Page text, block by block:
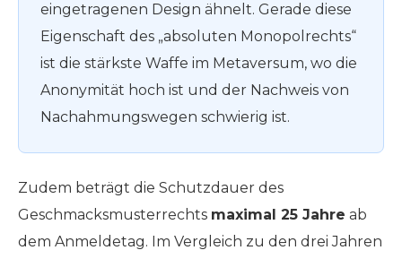
eingetragenen Design ähnelt. Gerade diese
Eigenschaft des „absoluten Monopolrechts“
ist die stärkste Waffe im Metaversum, wo die
Anonymität hoch ist und der Nachweis von
Nachahmungswegen schwierig ist.
Zudem beträgt die Schutzdauer des
Geschmacksmusterrechts maximal 25 Jahre ab
dem Anmeldetag. Im Vergleich zu den drei Jahren